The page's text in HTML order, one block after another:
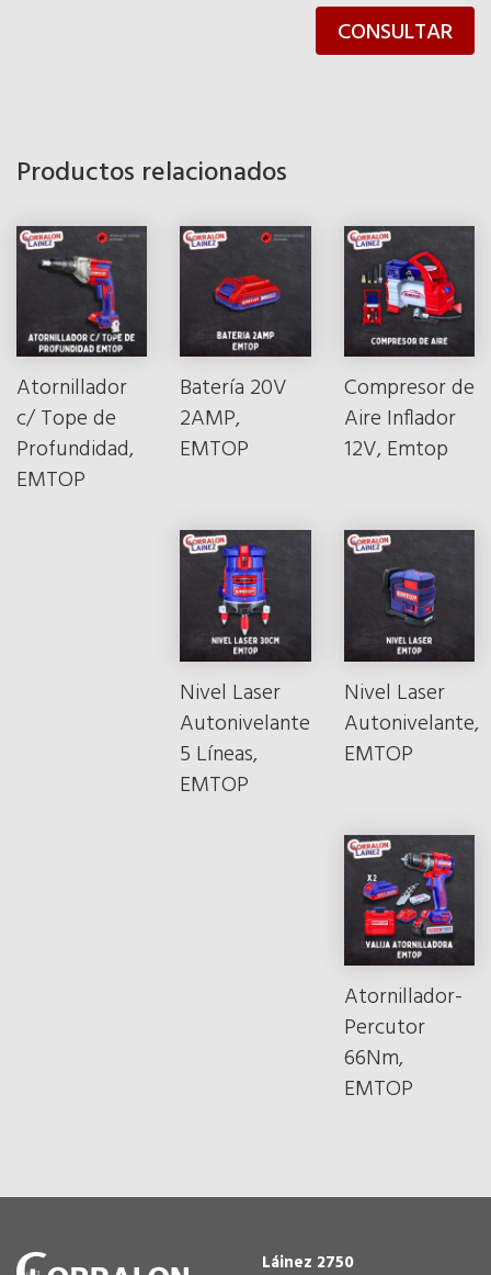
CONSULTAR
Productos relacionados
Atornillador
c/ Tope de
Profundidad,
EMTOP
Batería 20V
2AMP,
EMTOP
Compresor de
Aire Inflador
12V, Emtop
Nivel Laser
Autonivelante
5 Líneas,
EMTOP
Nivel Laser
Autonivelante,
EMTOP
Atornillador-
Percutor
66Nm,
EMTOP
Láinez 2750